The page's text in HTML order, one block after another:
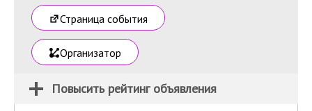
Страница события
Организатор
Повысить рейтинг объявления